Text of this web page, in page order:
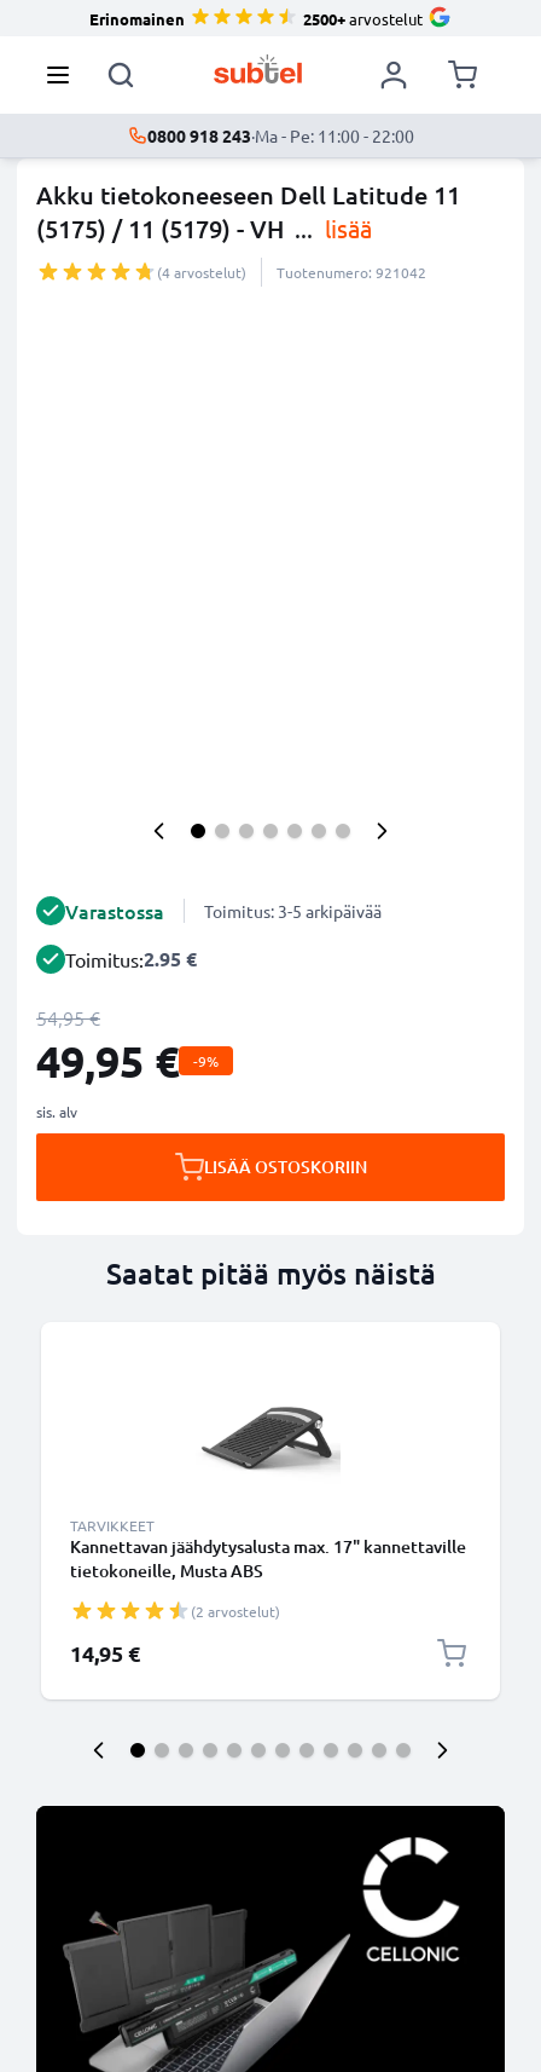
Erinomainen 2500+arvostelut
0800 918 243·Ma - Pe: 11:00 - 22:00
Akku tietokoneeseen Dell Latitude 11
(5175) / 11 (5179) - VH ... lisää
(4 arvostelut) Tuotenumero: 921042
Varastossa Toimitus: 3-5 arkipäivää
Toimitus:2.95 €
54,95 €
49,95 € -9%
sis. alv
LISÄÄ OSTOSKORIIN
Saatat pitää myös näistä
TARVIKKEET
Kannettavan jäähdytysalusta max. 17" kannettaville
tietokoneille, Musta ABS
(2 arvostelut)
14,95 €